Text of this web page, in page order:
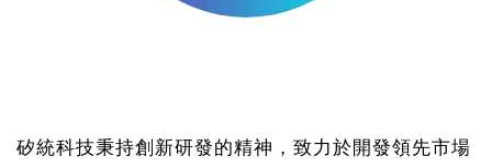
矽統科技秉持創新研發的精神，致力於開發領先市場